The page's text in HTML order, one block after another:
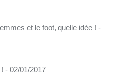
et le foot, quelle idée ! -
- 02/01/2017